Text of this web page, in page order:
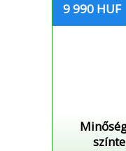
9 990 HUF